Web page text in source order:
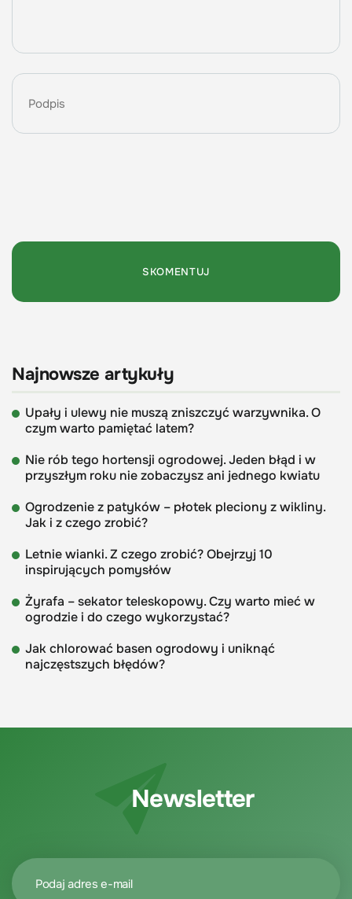
Najnowsze artykuły
Upały i ulewy nie muszą zniszczyć warzywnika. O
czym warto pamiętać latem?
Nie rób tego hortensji ogrodowej. Jeden błąd i w
przyszłym roku nie zobaczysz ani jednego kwiatu
Ogrodzenie z patyków – płotek pleciony z wikliny.
Jak i z czego zrobić?
Letnie wianki. Z czego zrobić? Obejrzyj 10
inspirujących pomysłów
Żyrafa – sekator teleskopowy. Czy warto mieć w
ogrodzie i do czego wykorzystać?
Jak chlorować basen ogrodowy i uniknąć
najczęstszych błędów?
Newsletter